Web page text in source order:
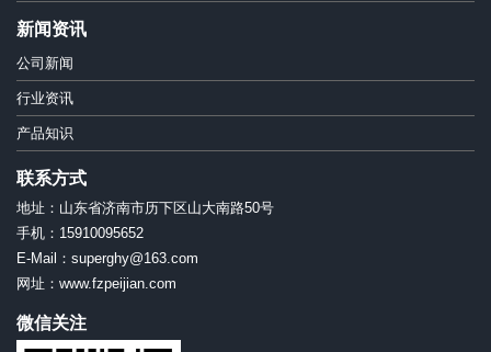
新闻资讯
公司新闻
行业资讯
产品知识
联系方式
地址：山东省济南市历下区山大南路50号
手机：15910095652
E-Mail：superghy@163.com
网址：www.fzpeijian.com
微信关注